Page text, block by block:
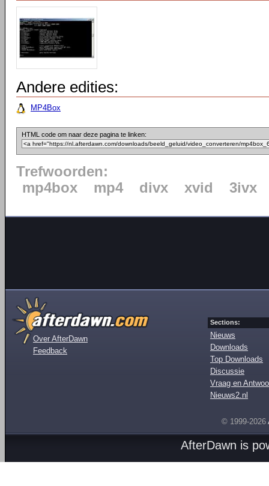
Andere edities:
MP4Box
HTML code om naar deze pagina te linken:
Trefwoorden:
mp4box
mp4 divx xvid 3ivx
Over AfterDawn
Feedback
Sections:
Nieuws
Downloads
Top Downloads
Discussie
Vraag en
Nieuws2.nl
© 1999-2026
AfterDawn is